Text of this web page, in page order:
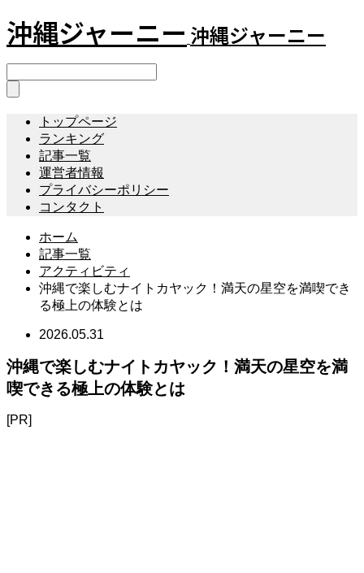
沖縄ジャーニー 沖縄ジャーニー
トップページ
ランキング
記事一覧
運営者情報
プライバシーポリシー
コンタクト
ホーム
記事一覧
アクティビティ
沖縄で楽しむナイトカヤック！満天の星空を満喫でき
る極上の体験とは
2026.05.31
沖縄で楽しむナイトカヤック！満天の星空を満
喫できる極上の体験とは
[PR]